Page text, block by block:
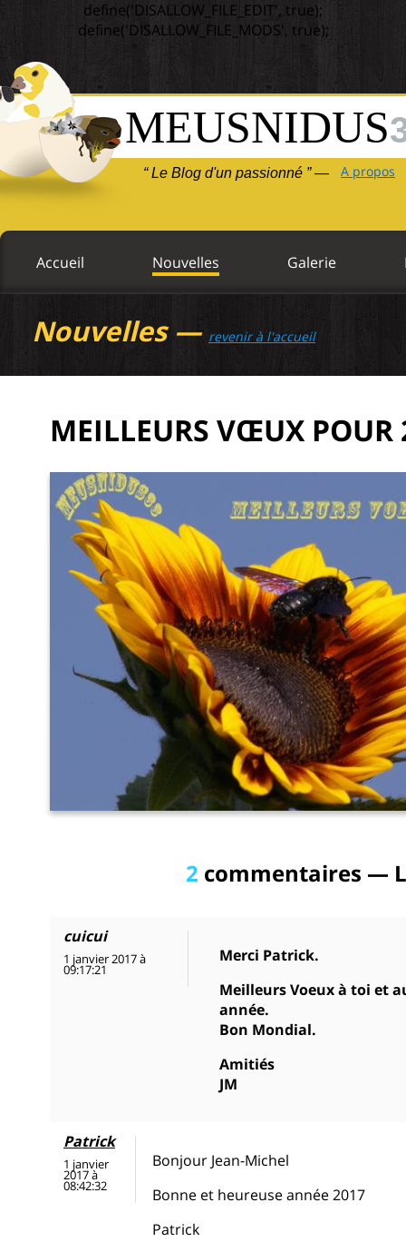
define('DISALLOW_FILE_EDIT', true);
define('DISALLOW_FILE_MODS', true);
MEUSNIDUS
“ Le Blog d'un passionné ” — A propos
Accueil Nouvelles Galerie
Nouvelles — revenir à l'accueil
MEILLEURS VŒUX POUR
2 commentaires —
cuicui
1 janvier 2017 à
09:17:21
Merci Patrick.
Meilleurs Voeux à toi et
année.
Bon Mondial.
Amitiés
JM
Patrick
1 janvier
2017 à
08:42:32
Bonjour Jean-Michel
Bonne et heureuse année 2017
Patrick